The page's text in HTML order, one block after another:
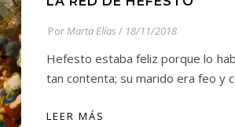
PorMarta Elías / 18/11/2018
Hefesto estaba feliz porque lo
tan contenta; su marido era feo y
LEER MÁS